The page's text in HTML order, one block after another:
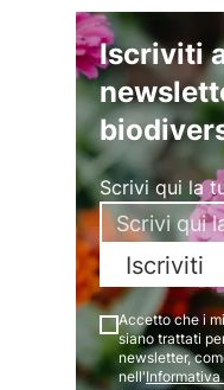
Iscriviti
Scrivi qui la
Iscriviti
Accetto che i
siano trattati
newsletter,
nell'